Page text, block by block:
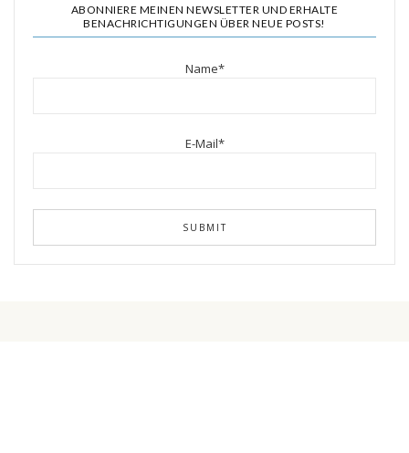
ABONNIERE MEINEN NEWSLETTER UND ERHALTE
BENACHRICHTIGUNGEN ÜBER NEUE POSTS!
Name*
E-Mail*